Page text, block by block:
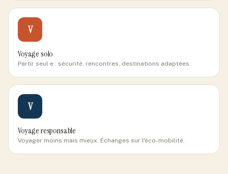
V
Voyage solo
Partir seul·e : sécurité, rencontres, destinations adaptées.
V
Voyage responsable
Voyager moins mais mieux. Échanges sur l'éco-mobilité.